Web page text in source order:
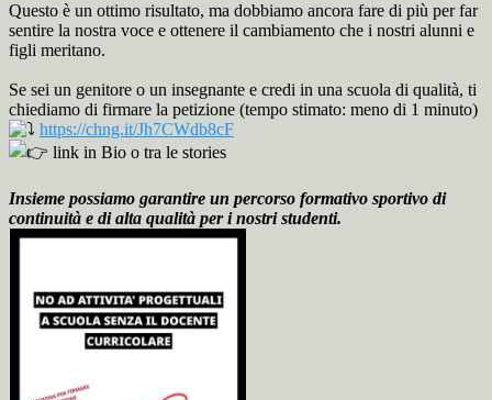
Questo è un ottimo risultato, ma dobbiamo ancora fare di più per far
sentire la nostra voce e ottenere il cambiamento che i nostri alunni e
figli meritano.
Se sei un genitore o un insegnante e credi in una scuola di qualità, ti
chiediamo di firmare la petizione (tempo stimato: meno di 1 minuto)
https://chng.it/Jh7CWdb8cF
link in Bio o tra le stories
Insieme possiamo garantire un percorso formativo sportivo di
continuità e di alta qualità per i nostri studenti.